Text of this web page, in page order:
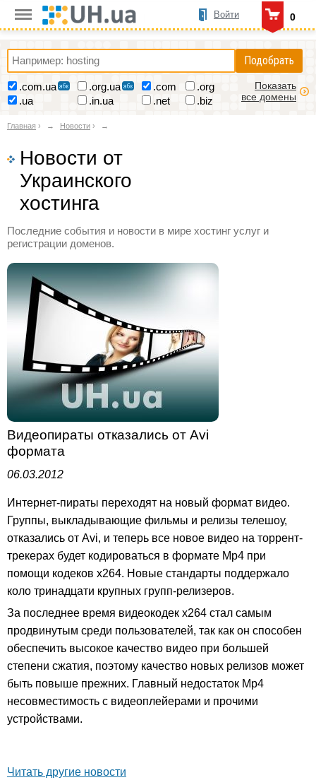
0
Войти
Подобрать
.com.ua .org.ua .com
.org
.ua
.in.ua .net .biz
Показать
все домены
Главная › Новости ›
Новости от
Украинского
хостинга
Последние события и новости в мире хостинг услуг и
регистрации доменов.
Видеопираты отказались от Avi
формата
06.03.2012
Интернет-пираты переходят на новый формат видео.
Группы, выкладывающие фильмы и релизы телешоу,
отказались от Avi, и теперь все новое видео на торрент-
трекерах будет кодироваться в формате Mp4 при
помощи кодеков x264. Новые стандарты поддержало
коло тринадцати крупных групп-релизеров.
За последнее время видеокодек x264 стал самым
продвинутым среди пользователей, так как он способен
обеспечить высокое качество видео при большей
степени сжатия, поэтому качество новых релизов может
быть повыше прежних. Главный недостаток Mp4
несовместимость с видеоплейерами и прочими
устройствами.
Читать другие новости